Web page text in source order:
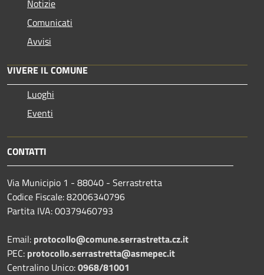
Notizie
Comunicati
Avvisi
VIVERE IL COMUNE
Luoghi
Eventi
CONTATTI
Via Municipio 1 - 88040 - Serrastretta
Codice Fiscale: 82006340796
Partita IVA: 00379460793
Email: protocollo@comune.serrastretta.cz.it
PEC: protocollo.serrastretta@asmepec.it
Centralino Unico:0968/81001